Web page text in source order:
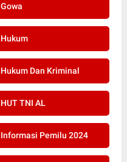
Gowa
Hukum
Hukum Dan Kriminal
HUT TNI AL
Informasi Pemilu 2024